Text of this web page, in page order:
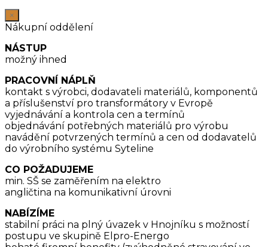
×
Nákupní oddělení
NÁSTUP
možný ihned
PRACOVNÍ NÁPLŇ
kontakt s výrobci, dodavateli materiálů, komponentů
a příslušenství pro transformátory v Evropě
vyjednávání a kontrola cen a termínů
objednávání potřebných materiálů pro výrobu
navádění potvrzených termínů a cen od dodavatelů
do výrobního systému Syteline
CO POŽADUJEME
min. SŠ se zaměřením na elektro
angličtina na komunikativní úrovni
NABÍZÍME
stabilní práci na plný úvazek v Hnojníku s možností
postupu ve skupině Elpro-Energo